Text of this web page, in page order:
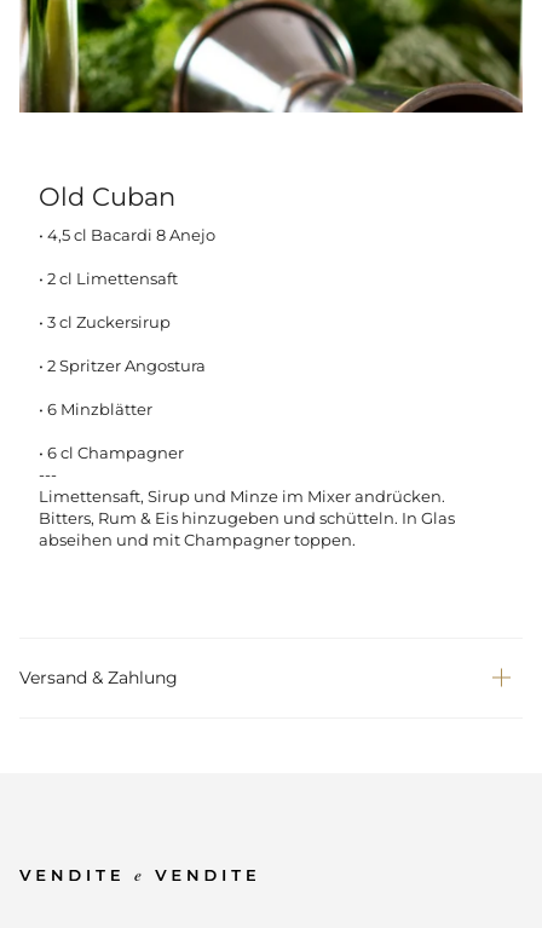
Old Cuban
• 4,5 cl Bacardi 8 Anejo
• 2 cl Limettensaft
• 3 cl Zuckersirup
• 2 Spritzer Angostura
• 6 Minzblätter
• 6 cl Champagner
---
Limettensaft, Sirup und Minze im Mixer andrücken.
Bitters, Rum & Eis hinzugeben und schütteln. In Glas
abseihen und mit Champagner toppen.
Versand & Zahlung